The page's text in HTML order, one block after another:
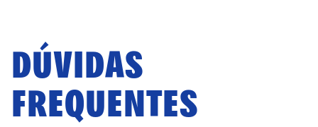
DÚVIDAS
FREQUENTES